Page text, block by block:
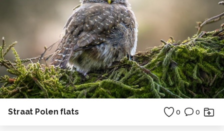
Straat Polen flats 0 0